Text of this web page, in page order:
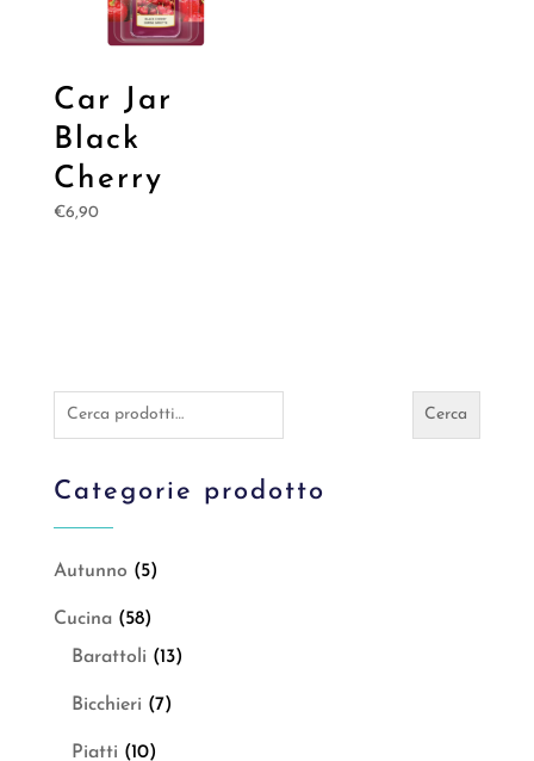
Car Jar
Black
Cherry
€6,90
Cerca: Cerca
Categorie prodotto
Autunno (5)
Cucina (58)
Barattoli (13)
Bicchieri (7)
Piatti (10)